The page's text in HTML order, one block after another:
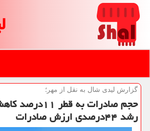
گزارش لیدی شال به نقل از مهر؛
حجم صادرات به
رشد ۴۴درصدی ارزش صادرات